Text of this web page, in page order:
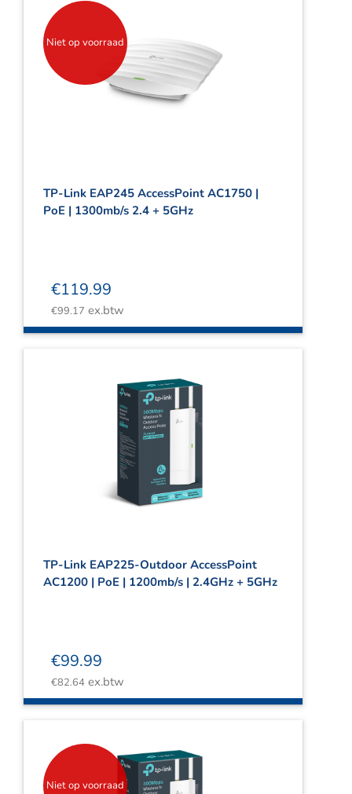
Niet op voorraad
TP-Link EAP245 AccessPoint AC1750 |
PoE | 1300mb/s 2.4 + 5GHz
€119.99
€99.17 ex.btw
TP-Link EAP225-Outdoor AccessPoint
AC1200 | PoE | 1200mb/s | 2.4GHz + 5GHz
€99.99
€82.64 ex.btw
Niet op voorraad